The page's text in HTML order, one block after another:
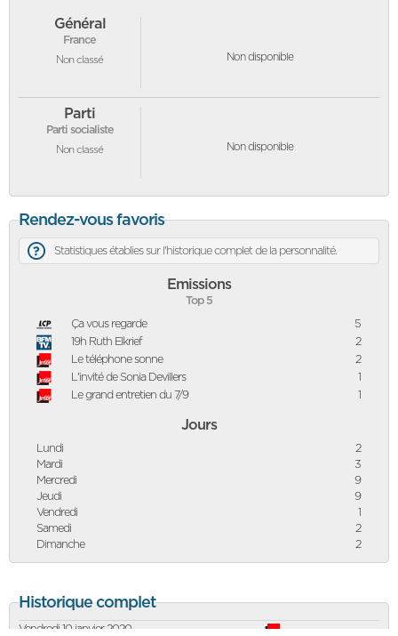
Général
France
Non classé Non disponible
Parti
Parti socialiste
Non classé Non disponible
Rendez-vous favoris
Statistiques établies sur l'historique complet de la personnalité.
Emissions
Top 5
Ça vous regarde
5
19h Ruth Elkrief
2
Le téléphone sonne
2
L'invité de Sonia Devillers
1
Le grand entretien du 7/9
1
Jours
Lundi
2
Mardi
3
Mercredi
9
Jeudi
9
Vendredi
1
Samedi
2
Dimanche
2
Historique complet
Vendredi 10 janvier 2020